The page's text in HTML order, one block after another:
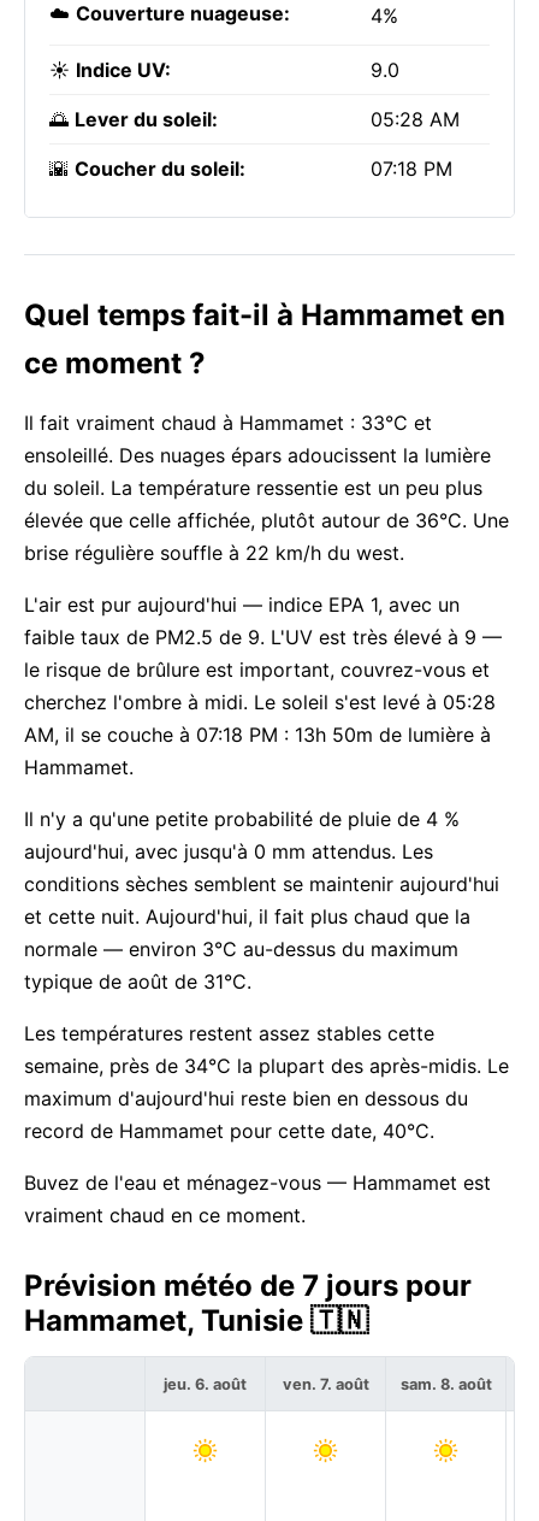
☁️ Couverture nuageuse: 4%
☀️ Indice UV: 9.0
🌅 Lever du soleil: 05:28 AM
🌇 Coucher du soleil: 07:18 PM
Quel temps fait-il à Hammamet en
ce moment ?
Il fait vraiment chaud à Hammamet : 33°C et
ensoleillé. Des nuages épars adoucissent la lumière
du soleil. La température ressentie est un peu plus
élevée que celle affichée, plutôt autour de 36°C. Une
brise régulière souffle à 22 km/h du west.
L'air est pur aujourd'hui — indice EPA 1, avec un
faible taux de PM2.5 de 9. L'UV est très élevé à 9 —
le risque de brûlure est important, couvrez-vous et
cherchez l'ombre à midi. Le soleil s'est levé à 05:28
AM, il se couche à 07:18 PM : 13h 50m de lumière à
Hammamet.
Il n'y a qu'une petite probabilité de pluie de 4 %
aujourd'hui, avec jusqu'à 0 mm attendus. Les
conditions sèches semblent se maintenir aujourd'hui
et cette nuit. Aujourd'hui, il fait plus chaud que la
normale — environ 3°C au-dessus du maximum
typique de août de 31°C.
Les températures restent assez stables cette
semaine, près de 34°C la plupart des après-midis. Le
maximum d'aujourd'hui reste bien en dessous du
record de Hammamet pour cette date, 40°C.
Buvez de l'eau et ménagez-vous — Hammamet est
vraiment chaud en ce moment.
Prévision météo de 7 jours pour
Hammamet, Tunisie 🇹🇳
jeu. 6. août ven. 7. août sam. 8. août